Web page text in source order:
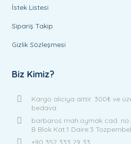
İstek Listesi
Sipariş Takip
Gizlik Sözleşmesi
Biz Kimiz?
Kargo aliciya aittir. 300₺ ve
bedava
barbaros mah.oymak cad.
B Blok Kat:1 Daire:3
+90 352 333 29 33